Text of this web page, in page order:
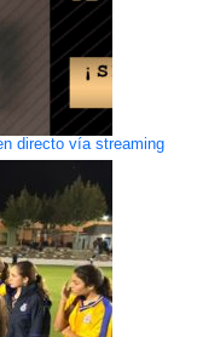
directo vía streaming